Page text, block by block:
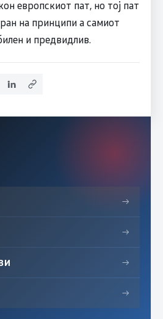
европскиот пат, но тој пат
на принципи а самиот
и предвидлив.
→
→
→
→